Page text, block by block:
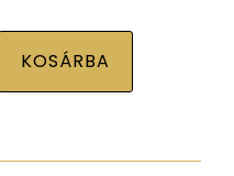
KOSÁRBA